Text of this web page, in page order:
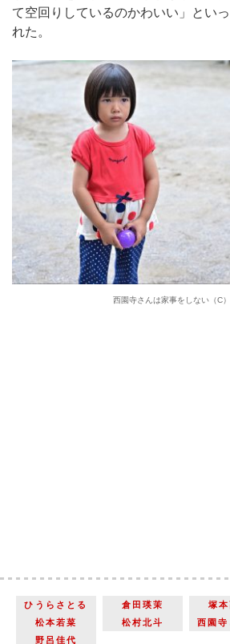
て空回りしているのかわいい」とい
れた。
西園寺さんは家事をしない（C
ひうらさとる 倉田瑛茉
塚本
松本若菜
松村北斗
西園
野呂佳代